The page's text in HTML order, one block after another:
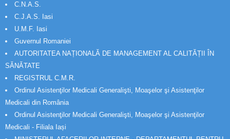
C.N.A.S.
C.J.A.S. Iasi
U.M.F. Iasi
Guvernul Romaniei
AUTORITATEA NAȚIONALĂ DE MANAGEMENT AL CALITĂȚII ÎN
SĂNĂTATE
REGISTRUL C.M.R.
Ordinul Asistenţilor Medicali Generalişti, Moaşelor şi Asistenţilor
Medicali din România
Ordinul Asistenţilor Medicali Generalişti, Moaşelor şi Asistenţilor
Medicali - Filiala Iași